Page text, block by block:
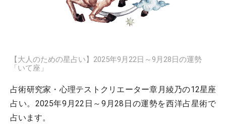
【大人のための星占い】2025年9月22日～9月28日の運勢
「いて座」
占術研究家・心理テストクリエーター章月綾乃の12星座
占い。2025年9月22日～9月28日の運勢を西洋占星術で
占います。